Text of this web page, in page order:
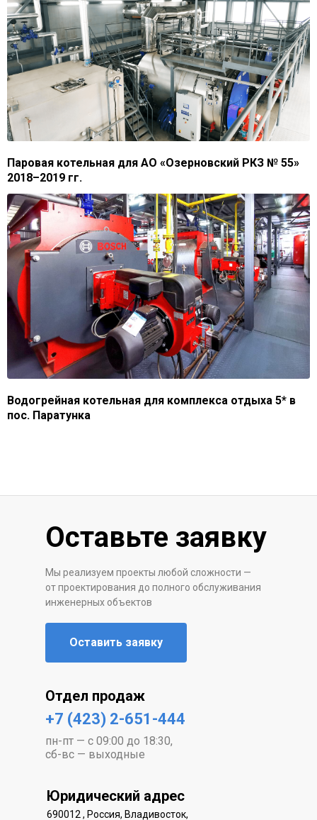
Паровая котельная для АО «Озерновский РКЗ № 55»
2018–2019 гг.
Водогрейная котельная для комплекса отдыха 5* в
пос. Паратунка
пн-пт — с 09:00 до 18:30,
сб-вс — выходные
690012 , Россия, Владивосток,
+7 (423) 2-651-444
Отдел продаж
Юридический адрес
Мы реализуем проекты любой сложности —
от проектирования до полного обслуживания
инженерных объектов
Оставить заявку
Оставьте заявку